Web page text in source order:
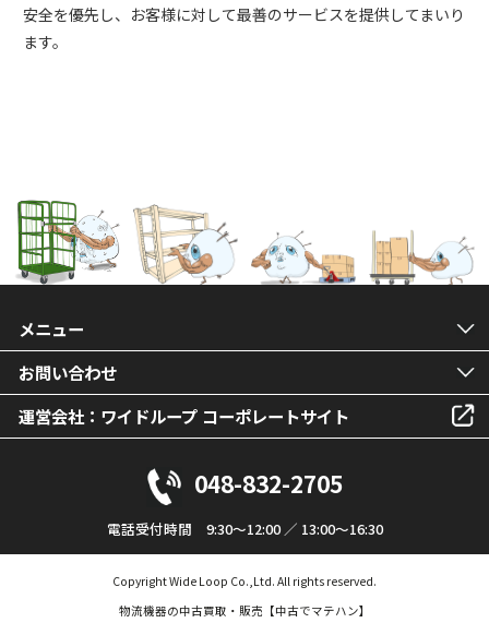
安全を優先し、お客様に対して最善のサービスを提供してまいり
ます。
メニュー
お問い合わせ
運営会社：ワイドループ コーポレートサイト
048-832-2705
電話受付時間 9:30～12:00 ／ 13:00～16:30
Copyright Wide Loop Co.,Ltd. All rights reserved.
物流機器の中古買取・販売【中古でマテハン】